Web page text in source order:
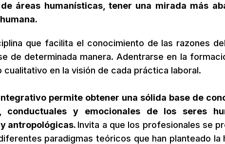
áreas humanísticas, tener una mirada más
que facilita el conocimiento de las razones
de determinada manera. Adentrarse en la
cualitativo en la visión de cada práctica laboral.
permite obtener una sólida base de
conductuales y emocionales de los seres
antropológicas. Invita a que los profesionales se
paradigmas teóricos que han planteado